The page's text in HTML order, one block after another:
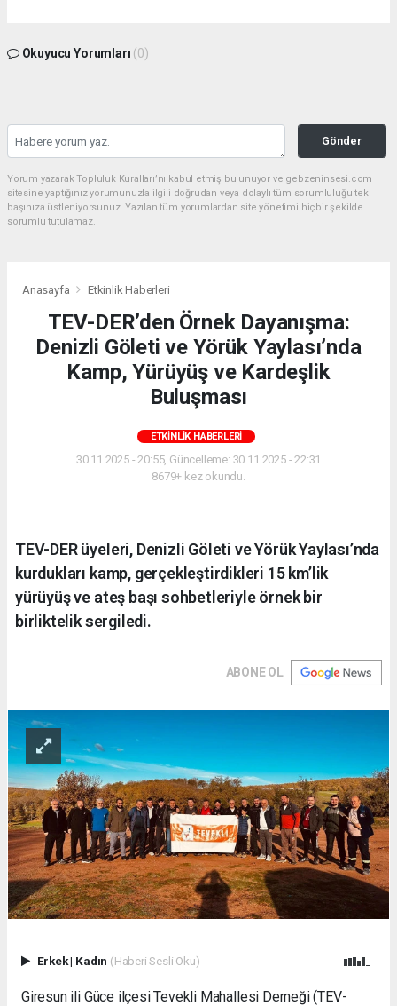
Okuyucu Yorumları (0)
Gönder
Yorum yazarak Topluluk Kuralları’nı kabul etmiş bulunuyor ve gebzeninsesi.com
sitesine yaptığınız yorumunuzla ilgili doğrudan veya dolaylı tüm sorumluluğu tek
başınıza üstleniyorsunuz. Yazılan tüm yorumlardan site yönetimi hiçbir şekilde
sorumlu tutulamaz.
Anasayfa Etkinlik Haberleri
TEV-DER’den Örnek Dayanışma:
Denizli Göleti ve Yörük Yaylası’nda
Kamp, Yürüyüş ve Kardeşlik
Buluşması
ETKINLIK HABERLERI
30.11.2025 - 20:55, Güncelleme: 30.11.2025 - 22:31
8679+ kez okundu.
TEV-DER üyeleri, Denizli Göleti ve Yörük Yaylası’nda
kurdukları kamp, gerçekleştirdikleri 15 km’lik
yürüyüş ve ateş başı sohbetleriyle örnek bir
birliktelik sergiledi.
ABONE OL
Erkek| Kadın (Haberi Sesli Oku)
Giresun ili Güce ilçesi Tevekli Mahallesi Derneği (TEV-